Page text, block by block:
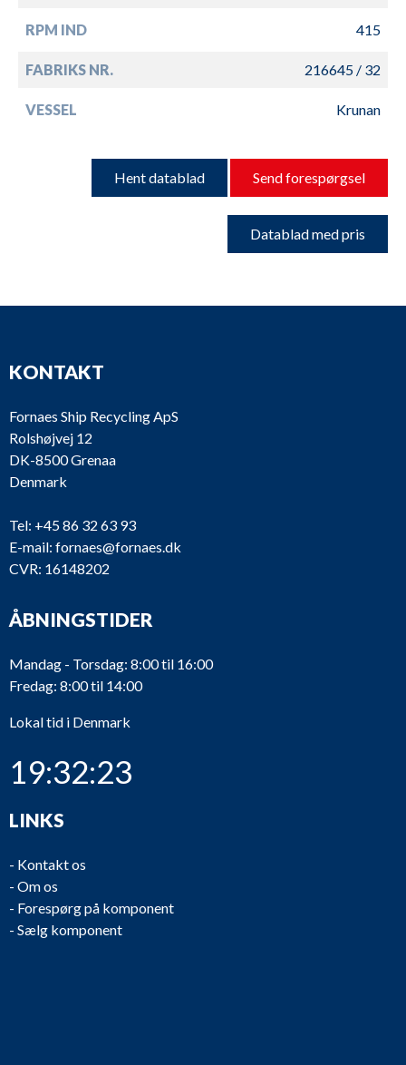
RPM IND 415
FABRIKS NR. 216645 / 32
VESSEL Krunan
Hent datablad Send forespørgsel
Datablad med pris
KONTAKT
Fornaes Ship Recycling ApS
Rolshøjvej 12
DK-8500 Grenaa
Denmark
Tel: +45 86 32 63 93
E-mail: fornaes@fornaes.dk
CVR: 16148202
ÅBNINGSTIDER
Mandag - Torsdag: 8:00 til 16:00
Fredag: 8:00 til 14:00
Lokal tid i Denmark
19:32:23
LINKS
- Kontakt os
- Om os
- Forespørg på komponent
- Sælg komponent